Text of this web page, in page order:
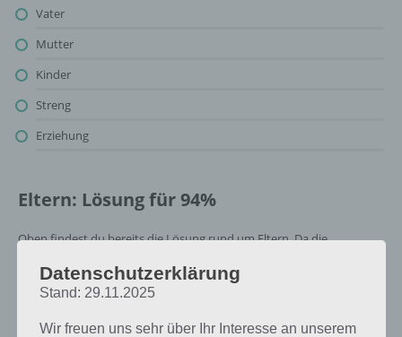
Vater
Mutter
Kinder
Streng
Erziehung
Eltern: Lösung für 94%
Oben findest du bereits die Lösung rund um Eltern. Da die
exakte Level anzeigen, weshalb du über unsere Komplettlösung
jedoch trotzdem zu jedem Sachverhalt die entsprechenden
Datenschutzerklärung
Stand: 29.11.2025
Wir freuen uns sehr über Ihr Interesse an unserem